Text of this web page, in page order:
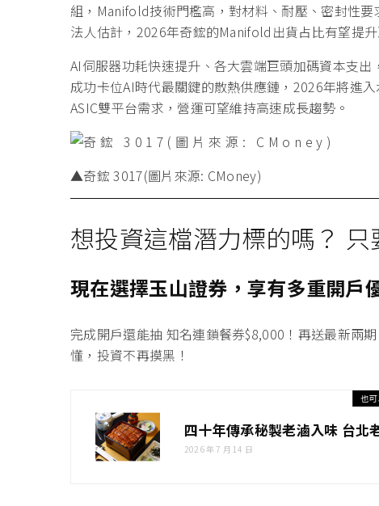
組，Manifold技術門檻高，對材料、耐壓、密封性
法人估計，2026年奇鋐的Manifold出貨占比有望提
AI伺服器功耗快速提升、各大雲端巨頭加碼資本支
成功卡位AI時代最關鍵的散熱供應鏈，2026年將進
ASIC雙平台需求，營運可望維持高速成長趨勢。
▲奇鋐 3017(圖片來源: CMoney)
想投資這檔潛力標的嗎？
現在選擇玉山證券，享有多重開戶
完成開戶還能抽 知名連鎖餐券$8,000！ 再送最新兩
懂，投資不再摸黑！
也
四十年傳承秘製老滷入味 台北
2026 年 7 月 14 日